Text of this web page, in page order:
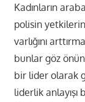
Kadınların
polisin yetkilerini
varlığını
bunlar göz
bir lider olarak
liderlik anlayışı